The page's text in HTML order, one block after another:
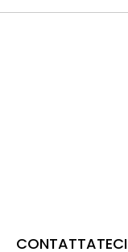
CONTATTATECI